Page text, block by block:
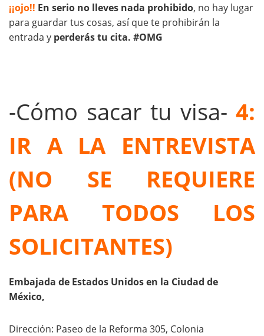
¡¡ojo!! En serio no lleves nada prohibido, no hay lugar
para guardar tus cosas, así que te prohibirán la
entrada y perderás tu cita. #OMG
-Cómo sacar tu visa- 4:
IR A LA ENTREVISTA
(NO SE REQUIERE
PARA TODOS LOS
SOLICITANTES)
Embajada de Estados Unidos en la Ciudad de
México,
Dirección: Paseo de la Reforma 305, Colonia